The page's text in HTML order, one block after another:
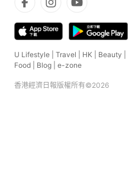
U Lifestyle Travel HK Beauty
Food
Blog e-zone
香港經濟日報版權所有©2026